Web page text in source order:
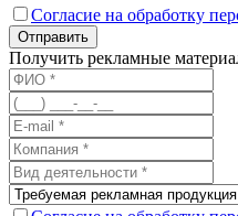
Согласие на обработку
Отправить
Получить рекламные